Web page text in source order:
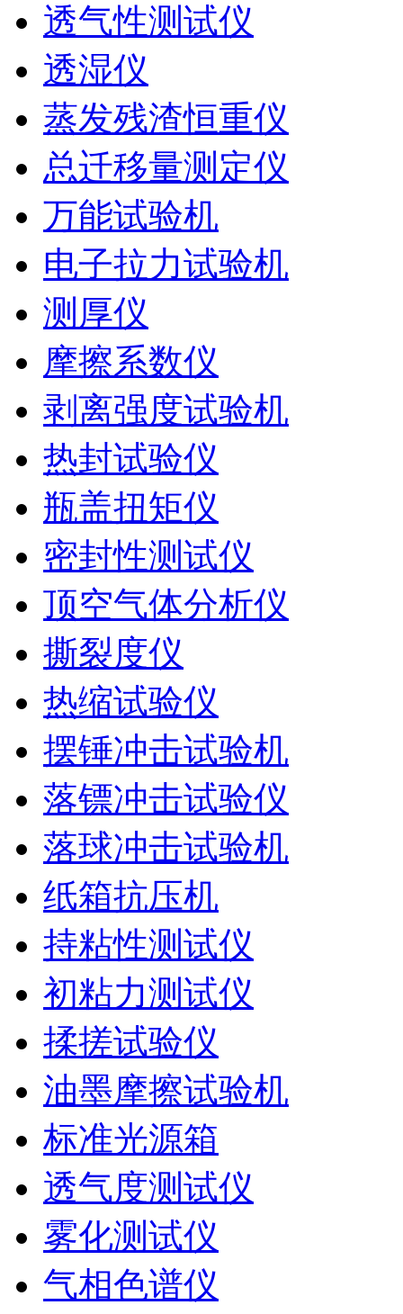
透气性测试仪
透湿仪
蒸发残渣恒重仪
总迁移量测定仪
万能试验机
电子拉力试验机
测厚仪
摩擦系数仪
剥离强度试验机
热封试验仪
瓶盖扭矩仪
密封性测试仪
顶空气体分析仪
撕裂度仪
热缩试验仪
摆锤冲击试验机
落镖冲击试验仪
落球冲击试验机
纸箱抗压机
持粘性测试仪
初粘力测试仪
揉搓试验仪
油墨摩擦试验机
标准光源箱
透气度测试仪
雾化测试仪
气相色谱仪